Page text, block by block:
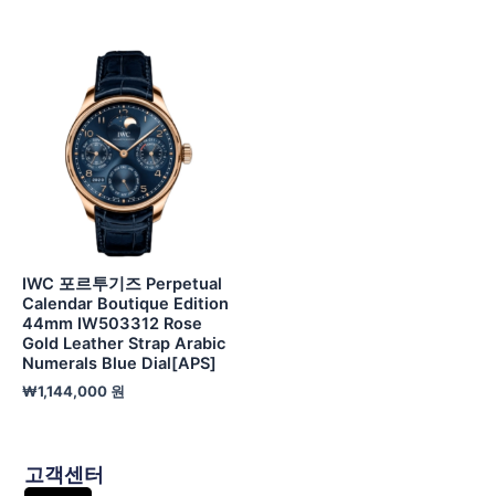
IWC 포르투기즈 Perpetual
Calendar Boutique Edition
44mm IW503312 Rose
Gold Leather Strap Arabic
Numerals Blue Dial[APS]
₩1,144,000 원
고객센터